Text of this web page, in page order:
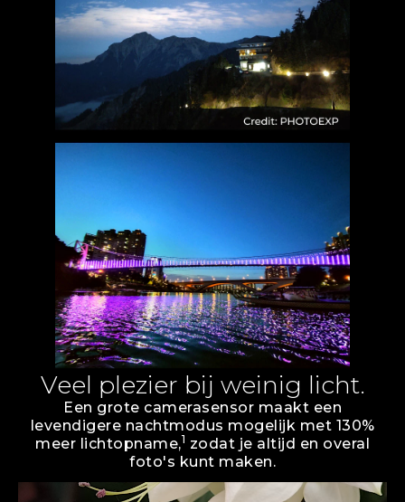
Veel plezier bij weinig licht.
Een grote camerasensor maakt een
levendigere nachtmodus mogelijk met 130%
meer lichtopname,1 zodat je altijd en overal
foto's kunt maken.